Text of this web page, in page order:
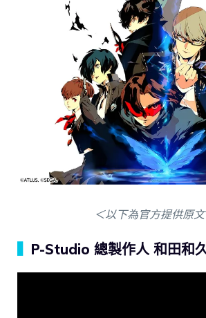
＜以下為官方提供原
P-Studio 總製作人 和田和